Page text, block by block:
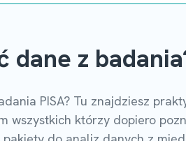
dane z
PISA? Tu znajdziesz
wszystkich którzy dopiero